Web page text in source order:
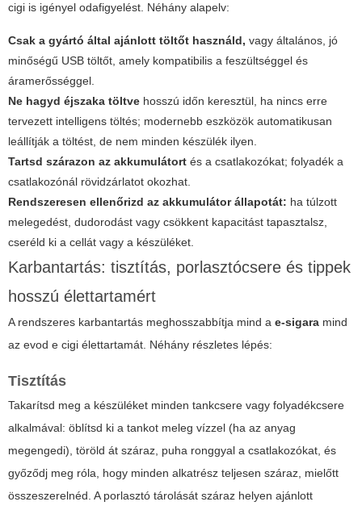
cigi is igényel odafigyelést. Néhány alapelv:
Csak a gyártó által ajánlott töltőt használd, vagy általános, jó
minőségű USB töltőt, amely kompatibilis a feszültséggel és
áramerősséggel.
Ne hagyd éjszaka töltve hosszú időn keresztül, ha nincs erre
tervezett intelligens töltés; modernebb eszközök automatikusan
leállítják a töltést, de nem minden készülék ilyen.
Tartsd szárazon az akkumulátort és a csatlakozókat; folyadék a
csatlakozónál rövidzárlatot okozhat.
Rendszeresen ellenőrizd az akkumulátor állapotát: ha túlzott
melegedést, dudorodást vagy csökkent kapacitást tapasztalsz,
cseréld ki a cellát vagy a készüléket.
Karbantartás: tisztítás, porlasztócsere és tippek
hosszú élettartamért
A rendszeres karbantartás meghosszabbítja mind a e-sigara mind
az evod e cigi élettartamát. Néhány részletes lépés:
Tisztítás
Takarítsd meg a készüléket minden tankcsere vagy folyadékcsere
alkalmával: öblítsd ki a tankot meleg vízzel (ha az anyag
megengedi), töröld át száraz, puha ronggyal a csatlakozókat, és
győződj meg róla, hogy minden alkatrész teljesen száraz, mielőtt
összeszerelnéd. A porlasztó tárolását száraz helyen ajánlott